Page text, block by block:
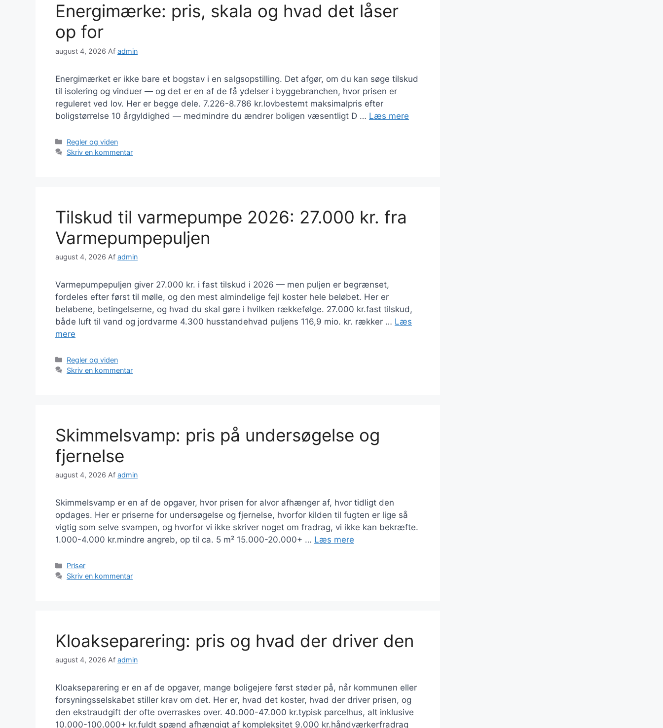
Energimærke: pris, skala og hvad det låser
op for
august 4, 2026 Af admin
Energimærket er ikke bare et bogstav i en salgsopstilling. Det afgør, om du kan søge tilskud
til isolering og vinduer — og det er en af de få ydelser i byggebranchen, hvor prisen er
reguleret ved lov. Her er begge dele. 7.226-8.786 kr.lovbestemt maksimalpris efter
boligstørrelse 10 årgyldighed — medmindre du ændrer boligen væsentligt D … Læs mere
Kategorier
Regler og viden
Skriv en kommentar
Tilskud til varmepumpe 2026: 27.000 kr. fra
Varmepumpepuljen
august 4, 2026 Af admin
Varmepumpepuljen giver 27.000 kr. i fast tilskud i 2026 — men puljen er begrænset,
fordeles efter først til mølle, og den mest almindelige fejl koster hele beløbet. Her er
beløbene, betingelserne, og hvad du skal gøre i hvilken rækkefølge. 27.000 kr.fast tilskud,
både luft til vand og jordvarme 4.300 husstandehvad puljens 116,9 mio. kr. rækker … Læs
mere
Kategorier
Regler og viden
Skriv en kommentar
Skimmelsvamp: pris på undersøgelse og
fjernelse
august 4, 2026 Af admin
Skimmelsvamp er en af de opgaver, hvor prisen for alvor afhænger af, hvor tidligt den
opdages. Her er priserne for undersøgelse og fjernelse, hvorfor kilden til fugten er lige så
vigtig som selve svampen, og hvorfor vi ikke skriver noget om fradrag, vi ikke kan bekræfte.
1.000-4.000 kr.mindre angreb, op til ca. 5 m² 15.000-20.000+ … Læs mere
Kategorier
Priser
Skriv en kommentar
Kloakseparering: pris og hvad der driver den
august 4, 2026 Af admin
Kloakseparering er en af de opgaver, mange boligejere først støder på, når kommunen eller
forsyningsselskabet stiller krav om det. Her er, hvad det koster, hvad der driver prisen, og
den ekstraudgift der ofte overraskes over. 40.000-47.000 kr.typisk parcelhus, alt inklusive
10.000-100.000+ kr.fuldt spænd afhængigt af kompleksitet 9.000 kr.håndværkerfradrag